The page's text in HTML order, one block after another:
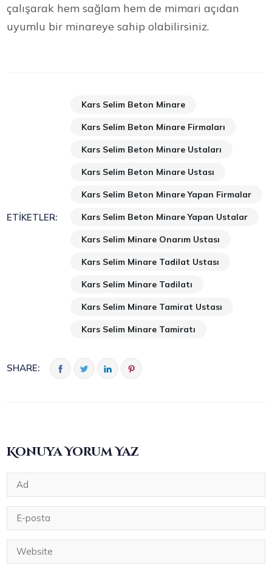
çalışarak hem sağlam hem de mimari açıdan
uyumlu bir minareye sahip olabilirsiniz.
ETIKETLER:
Kars Selim Beton Minare
Kars Selim Beton Minare Firmaları
Kars Selim Beton Minare Ustaları
Kars Selim Beton Minare Ustası
Kars Selim Beton Minare Yapan Firmalar
Kars Selim Beton Minare Yapan Ustalar
Kars Selim Minare Onarım Ustası
Kars Selim Minare Tadilat Ustası
Kars Selim Minare Tadilatı
Kars Selim Minare Tamirat Ustası
Kars Selim Minare Tamiratı
SHARE:
Konuya Yorum Yaz